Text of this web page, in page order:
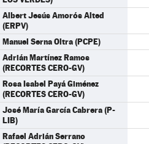
Albert Jesús Amorós Alted
(ERPV)
Manuel Serna Oltra (PCPE)
Adrián Martínez Ramos
(RECORTES CERO-GV)
Rosa Isabel Payá Giménez
(RECORTES CERO-GV)
José María García Cabrera (P-
LIB)
Rafael Adrián Serrano